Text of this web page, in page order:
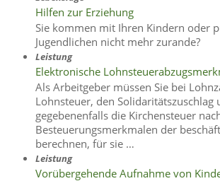
Hilfen zur Erziehung
Sie kommen mit Ihren Kindern oder
Jugendlichen nicht mehr zurande?
Leistung
Elektronische
Als Arbeitgeber müssen Sie bei
Lohnsteuer, den Solidaritätszuschlag
gegebenenfalls die Kirchensteuer
Besteuerungsmerkmalen der
berechnen, für sie …
Leistung
Vorübergehende Aufnahme von